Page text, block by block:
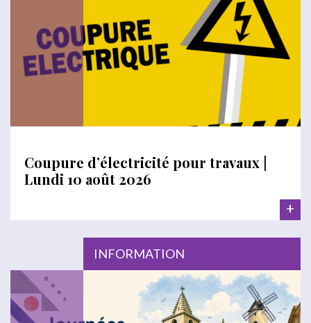
Coupure d’électricité pour travaux |
Lundi 10 août 2026
+
INFORMATION